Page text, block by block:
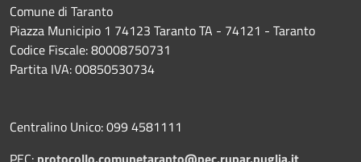
Comune di Taranto
Piazza Municipio 1 74123 Taranto TA - 74121 - Taranto
Codice Fiscale: 80008750731
Partita IVA: 00850530734
Centralino Unico: 099 4581111